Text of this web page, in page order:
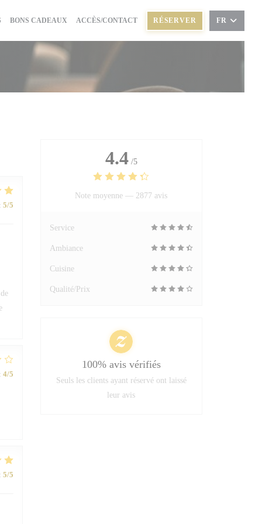
BONS CADEAUX((OUVRE UNE NOUVELLE FENÊTRE))
ACCÈS/CONTACT RÉSERVER FR
: 5/5
: 4/5
: 5/5
4.4 /5
Note moyenne — 2877 avis
Service
Ambiance
Cuisine
Qualité/Prix
100% avis vérifiés
Seuls les clients ayant réservé ont laissé
leur avis